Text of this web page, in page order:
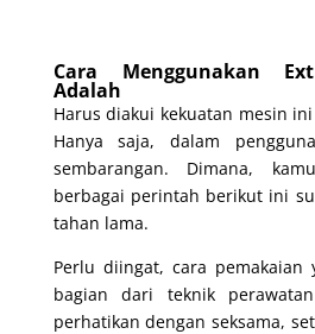
Cara Menggunakan
Adalah
Harus diakui kekuatan mesin
Hanya saja, dalam
sembarangan. Dimana,
berbagai perintah berikut ini
tahan lama.
Perlu diingat, cara pemakaian
bagian dari teknik
perhatikan dengan seksama,